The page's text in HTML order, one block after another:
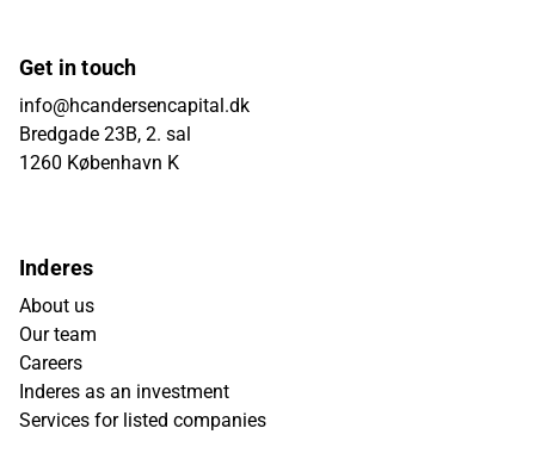
Get in touch
info@hcandersencapital.dk
Bredgade 23B, 2. sal
1260 København K
Inderes
About us
Our team
Careers
Inderes as an investment
Services for listed companies